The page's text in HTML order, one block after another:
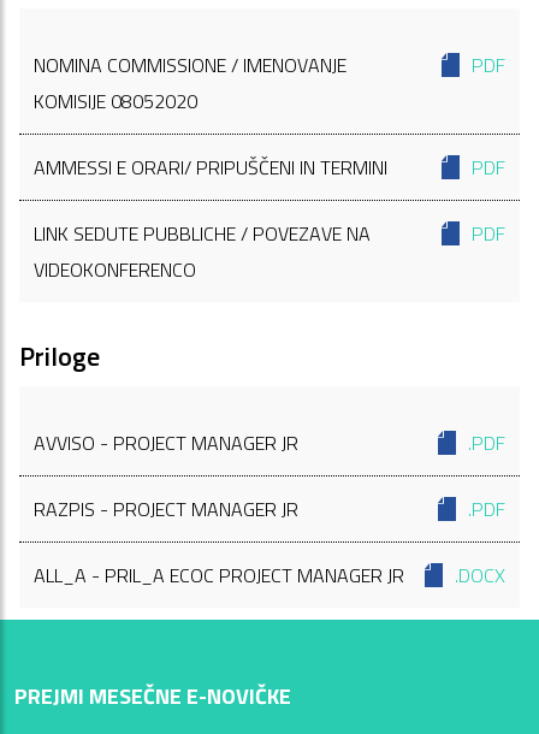
NOMINA COMMISSIONE / IMENOVANJE
KOMISIJE 08052020
PDF
AMMESSI E ORARI/ PRIPUŠČENI IN TERMINI PDF
LINK SEDUTE PUBBLICHE / POVEZAVE NA
VIDEOKONFERENCO
PDF
Priloge
AVVISO - PROJECT MANAGER JR .PDF
RAZPIS - PROJECT MANAGER JR .PDF
ALL_A - PRIL_A ECOC PROJECT MANAGER JR .DOCX
PREJMI MESEČNE E-NOVIČKE